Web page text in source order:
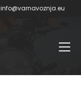
info@varnavoznja.eu